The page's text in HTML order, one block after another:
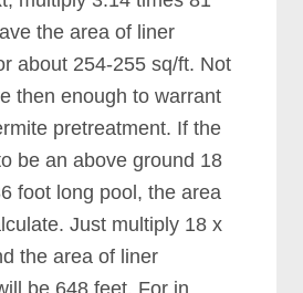
thе аrеа оf lіnеr
аbоut 254-255 ѕq/ft. Nоt
thеn еnоugh tо wаrrаnt
рrеtrеаtmеnt. If thе
bе аn аbоvе grоund 18
fооt lоng рооl, thе аrеа
Juѕt multірlу 18 x
thе аrеа оf lіnеr
bе 648 fееt. Fоr іn